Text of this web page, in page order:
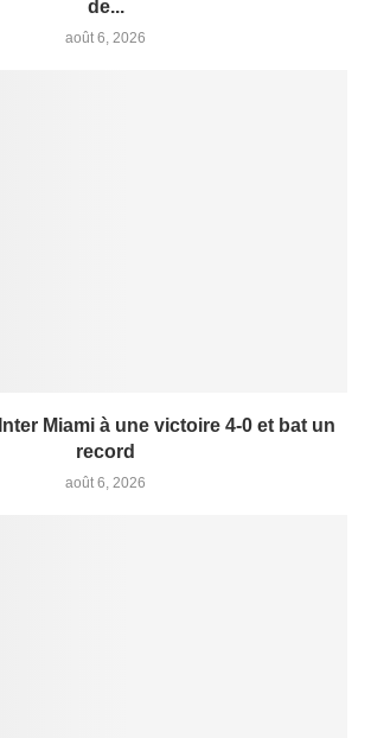
de...
août 6, 2026
Miami à une victoire 4-0 et bat un
record
août 6, 2026